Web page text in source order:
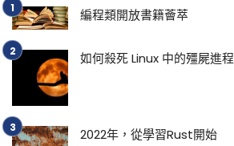
編程類開放書籍薈萃
如何殺死 Linux 中的殭屍進程
2022年，從學習Rust開始